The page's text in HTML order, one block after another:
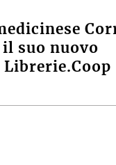
suo nuovo